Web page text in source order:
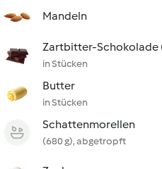
Mandeln
Zartbitter-Schokolade
in Stücken
Butter
in Stücken
Schattenmorellen
(680 g), abgetropft